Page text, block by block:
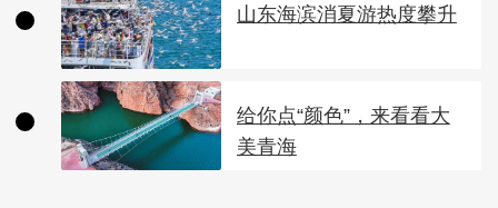
山东海滨消夏游热度攀升
给你点“颜色”，来看看大
美青海